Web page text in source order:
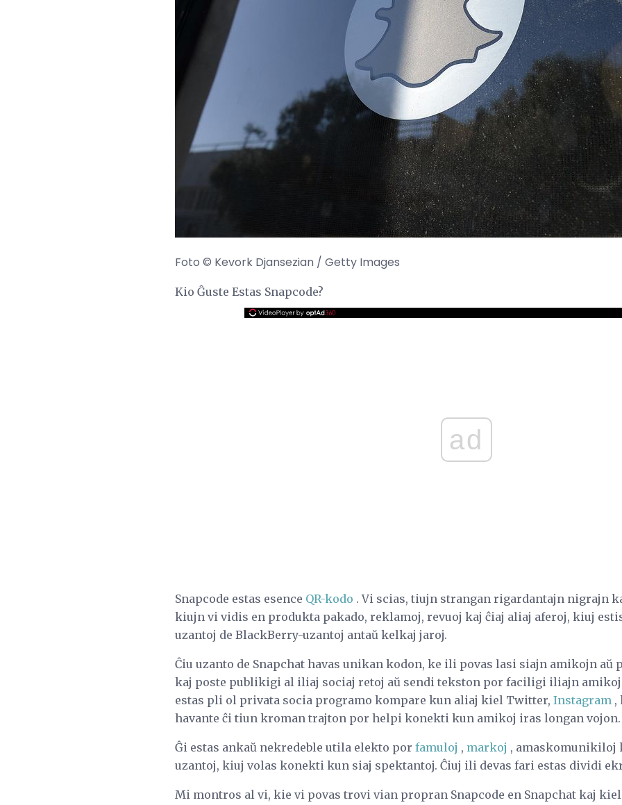
Foto © Kevork Djansezian / Getty Images
Kio Ĝuste Estas Snapcode?
ad
Snapcode estas esence QR-kodo . Vi scias, tiujn strangan rigardantajn nigrajn
kiujn vi vidis en produkta pakado, reklamoj, revuoj kaj ĉiaj aliaj aferoj, kiuj
uzantoj de BlackBerry-uzantoj antaŭ kelkaj jaroj.
Ĉiu uzanto de Snapchat havas unikan kodon, ke ili povas lasi siajn amikojn aŭ
kaj poste publikigi al iliaj sociaj retoj aŭ sendi tekston por faciligi iliajn
estas pli ol privata socia programo kompare kun aliaj kiel Twitter, Instagram ,
havante ĉi tiun kroman trajton por helpi konekti kun amikoj iras longan vojon.
Ĝi estas ankaŭ nekredeble utila elekto por famuloj , markoj , amaskomunikiloj
uzantoj, kiuj volas konekti kun siaj spektantoj. Ĉiuj ili devas fari estas dividi
Mi montros al vi, kie vi povas trovi vian propran Snapcode en Snapchat kaj